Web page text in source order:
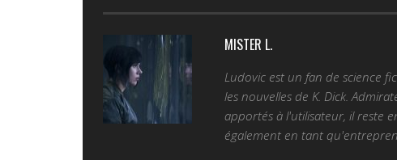
MISTER L.
Ludovic est un fan de science
les nouvelles de K. Dick.
apportés à l'utilisateur, il reste
également en tant